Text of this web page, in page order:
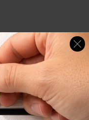
humanitaria, de una
el reflejo de
un Estado
la
importante”
de México.